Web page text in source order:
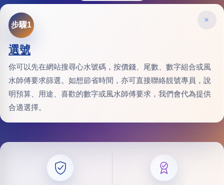
×
步驟1
選號
你可以先在網站搜尋心水號碼，按價錢、尾數、數字組合或風
水師傅要求篩選。如想節省時間，亦可直接聯絡靚號專員，說
明預算、用途、喜歡的數字或風水師傅要求，我們會代為提供
合適選擇。